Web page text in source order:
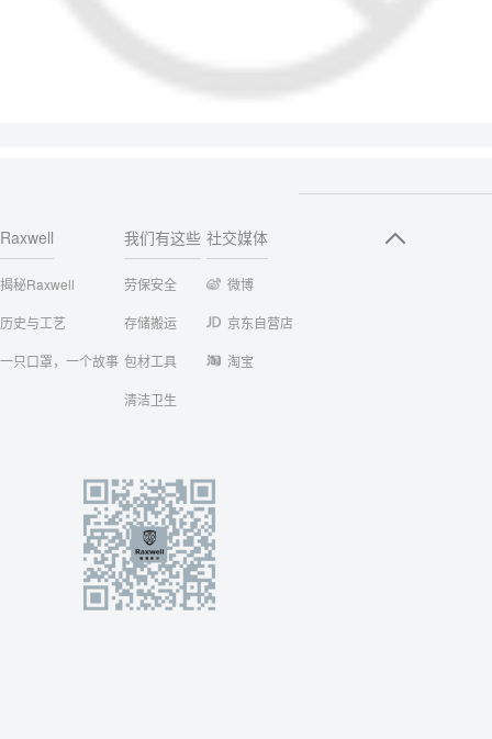
Raxwell
揭秘Raxwell
历史与工艺
一只口罩，一个故事
我们有这些
劳保安全
存储搬运
包材工具
清洁卫生
社交媒体
微博
京东自营店
淘宝